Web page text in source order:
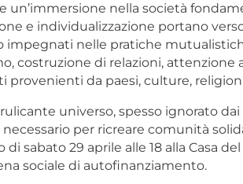
un’immersione nella società
e individualizzazione portano
impegnati nelle pratiche
costruzione di relazioni, attenzione
provenienti da paesi, culture,
universo, spesso ignorato
per ricreare comunità
di sabato 29 aprile alle 18 alla Casa
sociale di autofinanziamento.